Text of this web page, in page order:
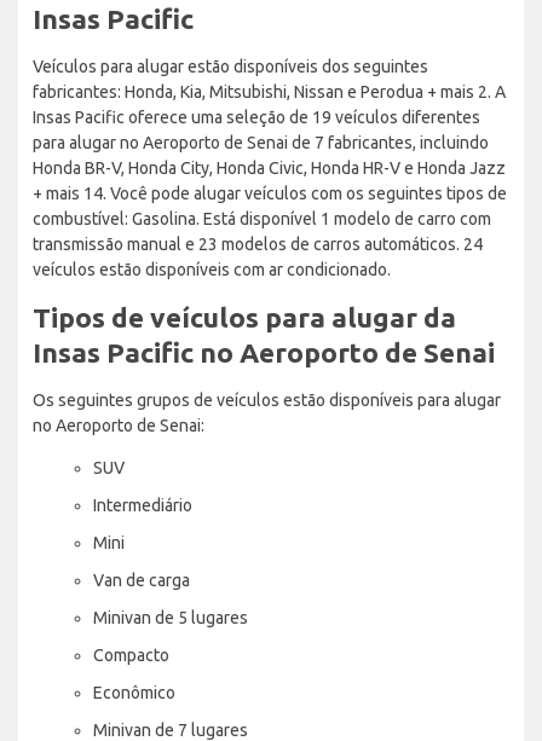
Insas Pacific
Veículos para alugar estão disponíveis dos seguintes
fabricantes: Honda, Kia, Mitsubishi, Nissan e Perodua + mais 2. A
Insas Pacific oferece uma seleção de 19 veículos diferentes
para alugar no Aeroporto de Senai de 7 fabricantes, incluindo
Honda BR-V, Honda City, Honda Civic, Honda HR-V e Honda Jazz
+ mais 14. Você pode alugar veículos com os seguintes tipos de
combustível: Gasolina. Está disponível 1 modelo de carro com
transmissão manual e 23 modelos de carros automáticos. 24
veículos estão disponíveis com ar condicionado.
Tipos de veículos para alugar da
Insas Pacific no Aeroporto de Senai
Os seguintes grupos de veículos estão disponíveis para alugar
no Aeroporto de Senai:
SUV
Intermediário
Mini
Van de carga
Minivan de 5 lugares
Compacto
Econômico
Minivan de 7 lugares